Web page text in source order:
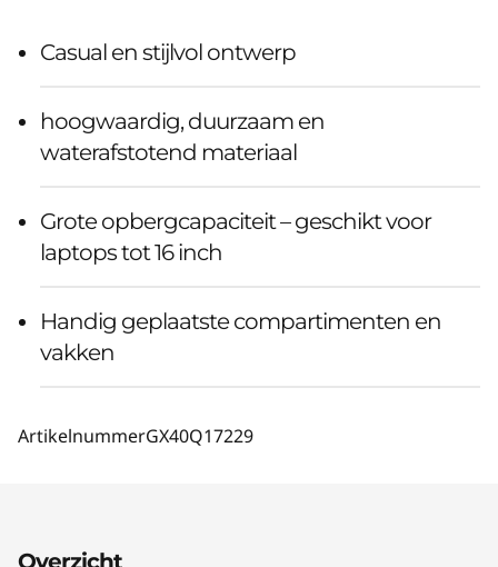
Casual en stijlvol ontwerp
hoogwaardig, duurzaam en
waterafstotend materiaal
Grote opbergcapaciteit – geschikt voor
laptops tot 16 inch
Handig geplaatste compartimenten en
vakken
ArtikelnummerGX40Q17229
Overzicht